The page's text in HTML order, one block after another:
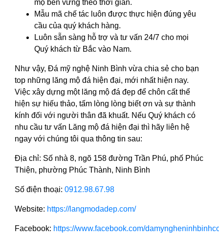
mộ bền vững theo thời gian.
Mẫu mã chế tác luôn được thực hiện đúng yêu
cầu của quý khách hàng.
Luôn sẵn sàng hỗ trợ và tư vấn 24/7 cho mọi
Quý khách từ Bắc vào Nam.
Như vậy, Đá mỹ nghệ Ninh Bình vừa chia sẻ cho bạn
top những lăng mộ đá hiện đại, mới nhất hiện nay.
Việc xây dựng một lăng mộ đá đẹp để chôn cất thể
hiện sự hiếu thảo, tấm lòng lòng biết ơn và sự thành
kính đối với người thân đã khuất. Nếu Quý khách có
nhu cầu tư vấn Lăng mộ đá hiện đại thì hãy liên hệ
ngay với chúng tôi qua thông tin sau:
Địa chỉ: Số nhà 8, ngõ 158 đường Trần Phú, phố Phúc
Thiện, phường Phúc Thành, Ninh Bình
Số điện thoại: 0912.98.67.98
Website: https://langmodadep.com/
Facebook: https://www.facebook.com/